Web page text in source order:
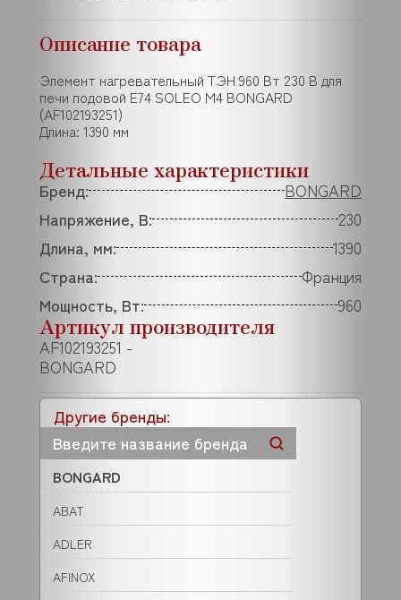
Другие бренды:
BONGARD
ABAT
ADLER
AFINOX
Описание товара
Элемент нагревательный ТЭН 960 Вт 230 В для
печи подовой E74 SOLEO M4 BONGARD
(AF102193251)
Длина: 1390 мм
Детальные характеристики
Бренд:
BONGARD
Напряжение, В:
230
Длина, мм:
1390
Страна:
Франция
Мощность, Вт:
960
Артикул производителя
AF102193251 -
BONGARD